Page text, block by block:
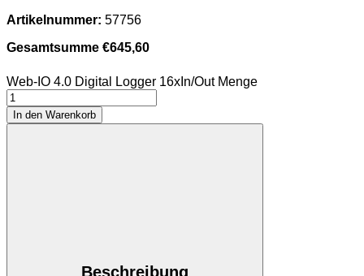
Artikelnummer: 57756
Gesamtsumme €645,60
Web-IO 4.0 Digital Logger 16xIn/Out Menge
In den Warenkorb
Beschreibung